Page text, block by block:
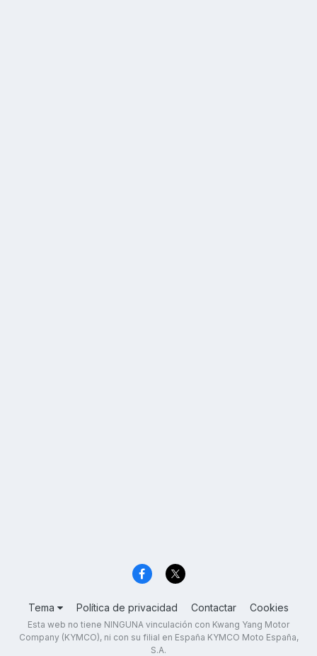
Tema Política de privacidad Contactar Cookies
Esta web no tiene NINGUNA vinculación con Kwang Yang Motor
Company (KYMCO), ni con su filial en España KYMCO Moto España,
S.A.